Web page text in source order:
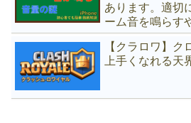
あります。適切
ーム音を鳴らす
底解説｜iPhone
【クラロワ】
上手くなれる天